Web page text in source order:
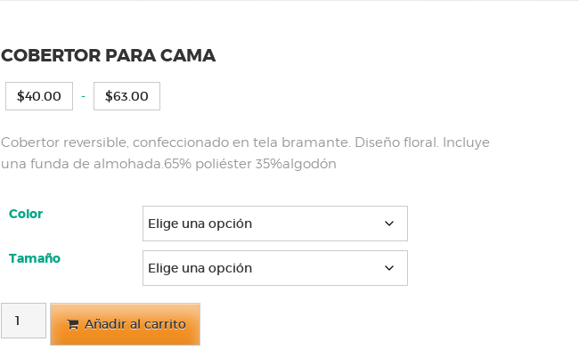
COBERTOR PARA CAMA
$40.00 - $63.00
desde
$40.00
$63.00
Cobertor reversible, confeccionado en tela bramante. Diseño floral. Incluye
una funda de almohada.65% poliéster 35%algodón
Color
Tamaño
COBERTOR
PARA
Añadir al carrito